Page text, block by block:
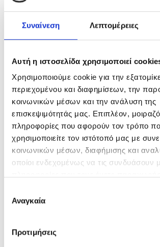
Συναίνεση Λεπτομέρειες
Αυτή η ιστοσελίδα χρησιμοποιεί
Χρησιμοποιούμε cookie για την
περιεχομένου και διαφημίσεων, την
κοινωνικών μέσων και την ανάλυση της
επισκεψιμότητάς μας. Επιπλέον,
πληροφορίες που αφορούν τον τρόπο
χρησιμοποιείτε τον ιστότοπό μας με
κοινωνικών μέσων, διαφήμισης και
οποίοι ενδεχομένως να τις συνδυάσουν
των υπηρεσιών τους.
συγκατάθεσης
Αναγκαία
Προτιμήσεις
Λευκά είδη
Τιμή
Ελάχιστη
τιμή
Μέγιστη
τιμή
Φιλτράρισμα
Τιμή:10€—20€
Μέγεθος
100x140 (1)
80x100 (1)
Ετικέτες
BABY BABY BLANKET